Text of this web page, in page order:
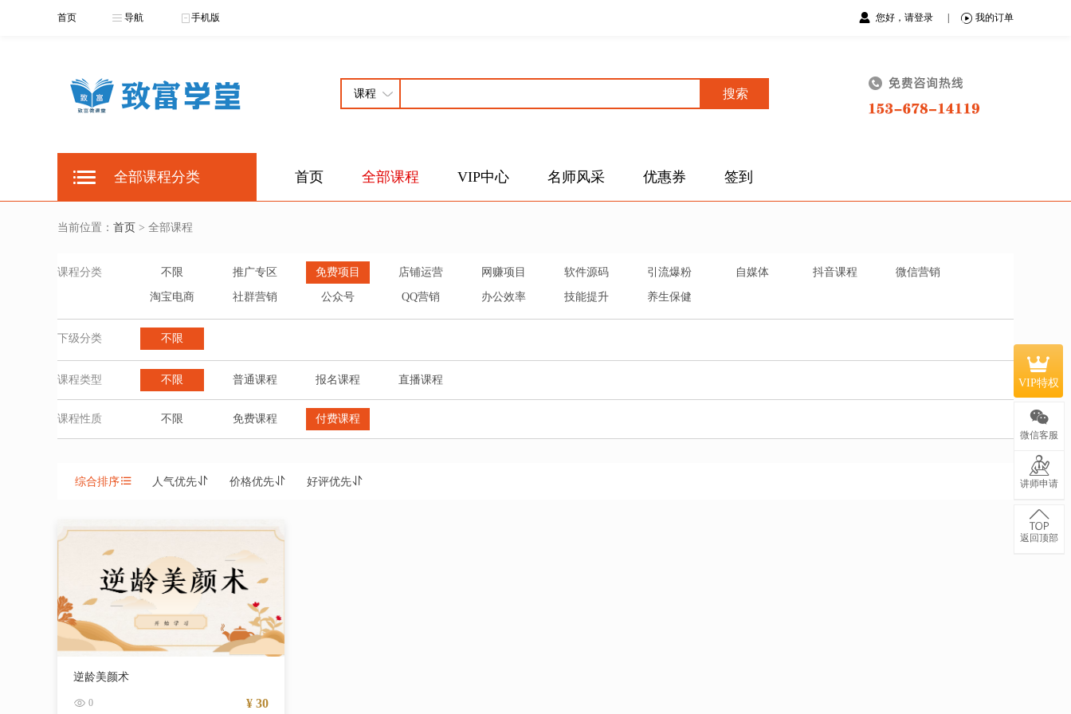
首页 导航 手机版 您好，请登录 我的订单
搜索
全部课程分类 首页 全部课程 VIP中心 名师风采 优惠券 签到
当前位置： 首页 > 全部课程
课程分类 不限 推广专区 免费项目 店铺运营 网赚项目 软件源码 引流爆粉 自媒体 抖音课程 微信营销
淘宝电商 社群营销 公众号 QQ营销 办公效率 技能提升 养生保健
下级分类 不限
课程类型 不限 普通课程 报名课程 直播课程
课程性质 不限 免费课程 付费课程
综合排序 人气优先 价格优先 好评优先
逆龄美颜术
0 ¥ 30
VIP特权
微信客服
讲师申请
返回顶部